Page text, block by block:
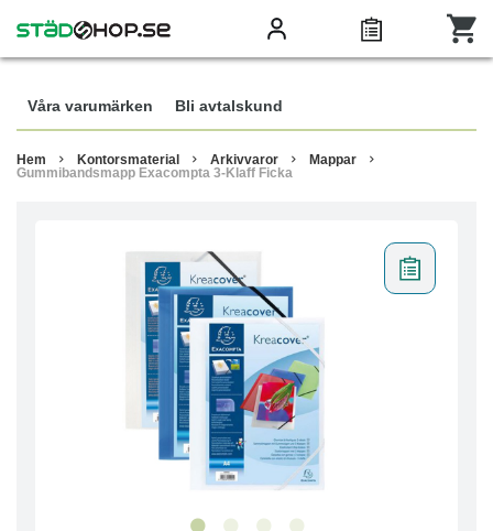
Våra varumärken Bli avtalskund
Hem Kontorsmaterial Arkivvaror
Mappar
Gummibandsmapp Exacompta 3-Klaff Ficka